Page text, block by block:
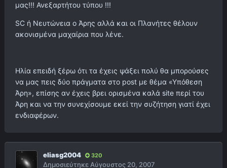
μας!!! Ανεξαρτήτου τύπου !!!
SC ή Νευτώνεια ο Άρης αλλά και οι Πλανήτες θέλουν
ακονισμένα μαχαίρια που λένε.
Ηλία επειδή ξέρω ότι τα έχεις ψάξει πολύ θα μπορούσες
να μας πεις δύο πράγματα στο post με θέμα «Υπόθεση
Άρη», επίσης αν έχεις βρει ορισμένα καλά site περί του
Άρη και να την συνεχίσουμε εκεί την συζήτηση γιατί έχει
ενδιαφέρων.
eliasg2004 320
ΔημοσιεύτηκεΑύγουστος 20, 2007